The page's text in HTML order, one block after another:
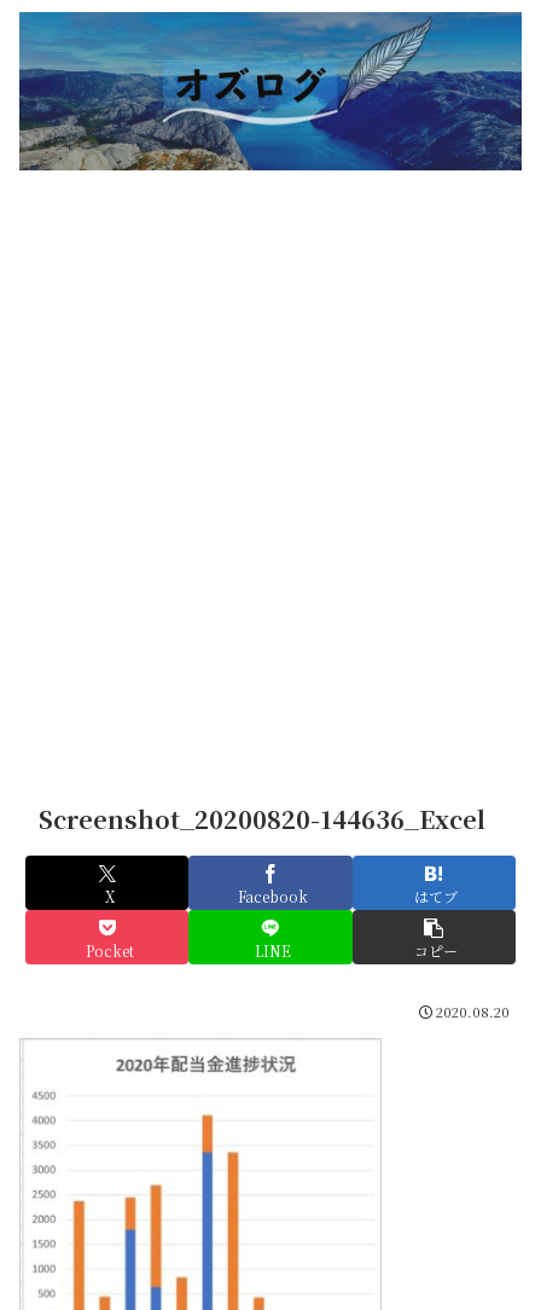
Screenshot_20200820-144636_Excel
X Facebook はてブ
Pocket LINE コピー
2020.08.20